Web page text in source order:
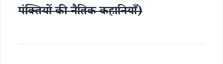
पंक्तियों की नैतिक कहानियाँ)